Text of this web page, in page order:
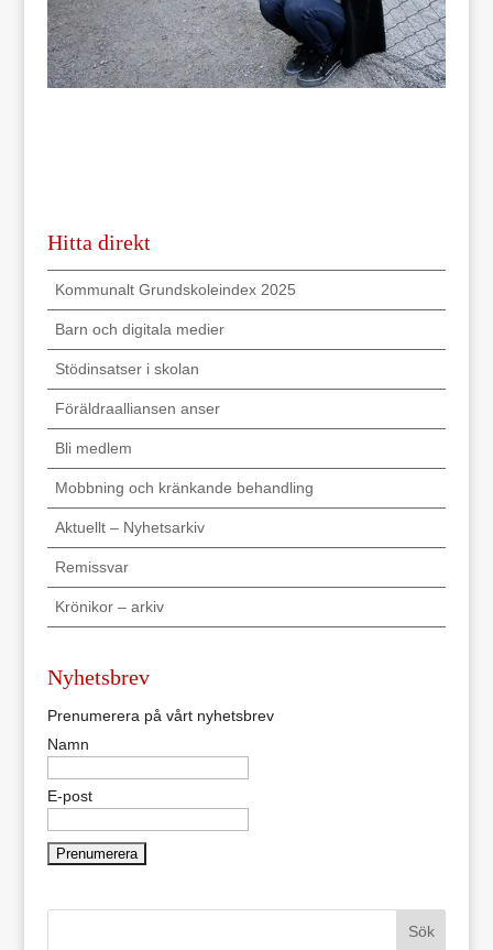
Hitta direkt
Kommunalt Grundskoleindex 2025
Barn och digitala medier
Stödinsatser i skolan
Föräldraalliansen anser
Bli medlem
Mobbning och kränkande behandling
Aktuellt – Nyhetsarkiv
Remissvar
Krönikor – arkiv
Nyhetsbrev
Prenumerera på vårt nyhetsbrev
Namn
E-post